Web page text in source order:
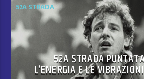
52A STRADA
52A STRADA
L’ENERGIA E LE